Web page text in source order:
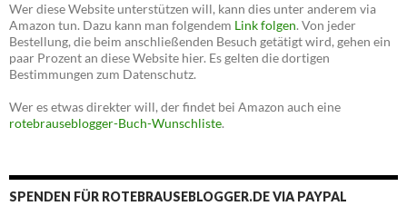
Wer diese Website unterstützen will, kann dies unter anderem via
Amazon tun. Dazu kann man folgendem Link folgen. Von jeder
Bestellung, die beim anschließenden Besuch getätigt wird, gehen ein
paar Prozent an diese Website hier. Es gelten die dortigen
Bestimmungen zum Datenschutz.
Wer es etwas direkter will, der findet bei Amazon auch eine
rotebrauseblogger-Buch-Wunschliste.
SPENDEN FÜR ROTEBRAUSEBLOGGER.DE VIA PAYPAL